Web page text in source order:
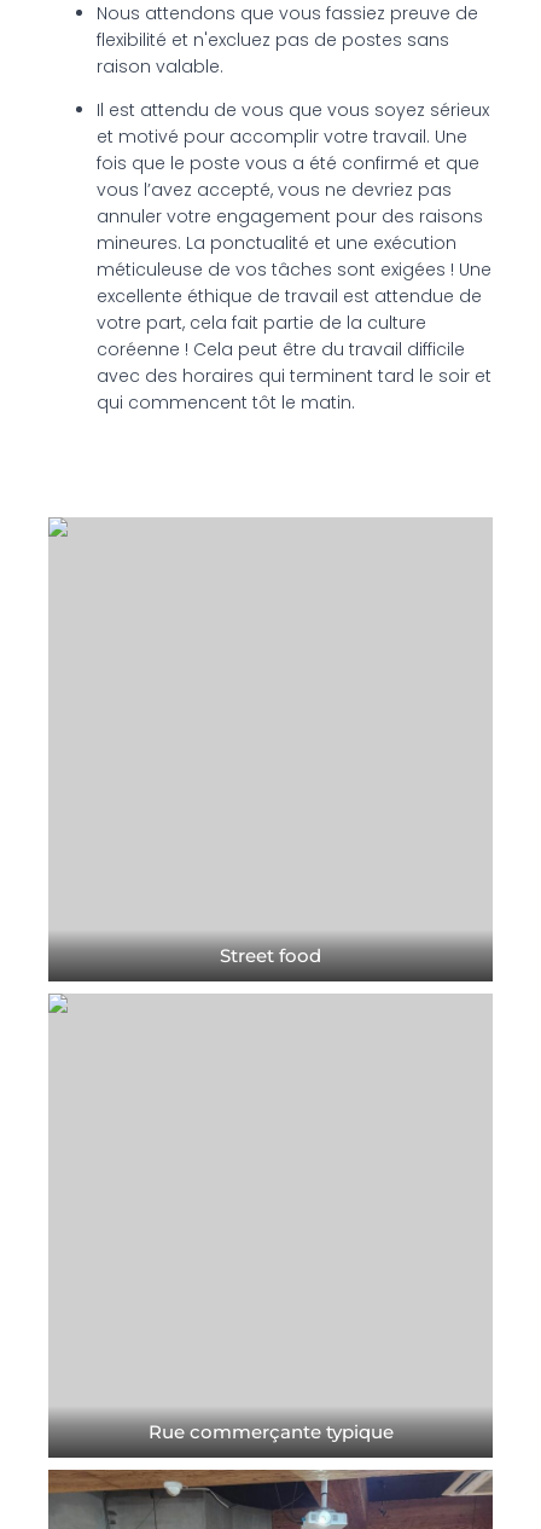
Nous attendons que vous fassiez preuve de
flexibilité et n'excluez pas de postes sans
raison valable.
Il est attendu de vous que vous soyez sérieux
et motivé pour accomplir votre travail. Une
fois que le poste vous a été confirmé et que
vous l’avez accepté, vous ne devriez pas
annuler votre engagement pour des raisons
mineures. La ponctualité et une exécution
méticuleuse de vos tâches sont exigées ! Une
excellente éthique de travail est attendue de
votre part, cela fait partie de la culture
coréenne ! Cela peut être du travail difficile
avec des horaires qui terminent tard le soir et
qui commencent tôt le matin.
Street food
Rue commerçante typique